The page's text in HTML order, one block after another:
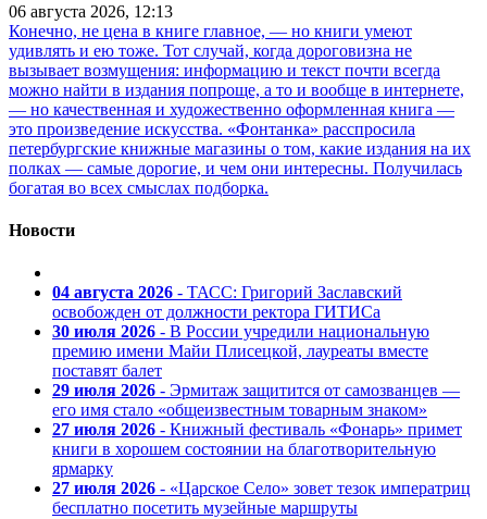
06 августа 2026, 12:13
Конечно, не цена в книге главное, — но книги умеют
удивлять и ею тоже. Тот случай, когда дороговизна не
вызывает возмущения: информацию и текст почти всегда
можно найти в издания попроще, а то и вообще в интернете,
— но качественная и художественно оформленная книга —
это произведение искусства. «Фонтанка» расспросила
петербургские книжные магазины о том, какие издания на их
полках — самые дорогие, и чем они интересны. Получилась
богатая во всех смыслах подборка.
Новости
04 августа 2026 - ТАСС: Григорий Заславский
освобожден от должности ректора ГИТИСа
30 июля 2026 - В России учредили национальную
премию имени Майи Плисецкой, лауреаты вместе
поставят балет
29 июля 2026 - Эрмитаж защитится от самозванцев —
его имя стало «общеизвестным товарным знаком»
27 июля 2026 - Книжный фестиваль «Фонарь» примет
книги в хорошем состоянии на благотворительную
ярмарку
27 июля 2026 - «Царское Село» зовет тезок императриц
бесплатно посетить музейные маршруты